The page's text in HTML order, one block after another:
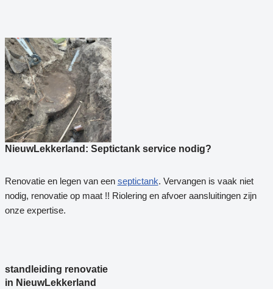
NieuwLekkerland: Septictank service nodig?
Renovatie en legen van een septictank. Vervangen is vaak niet
nodig, renovatie op maat !! Riolering en afvoer aansluitingen zijn
onze expertise.
standleiding renovatie
in NieuwLekkerland